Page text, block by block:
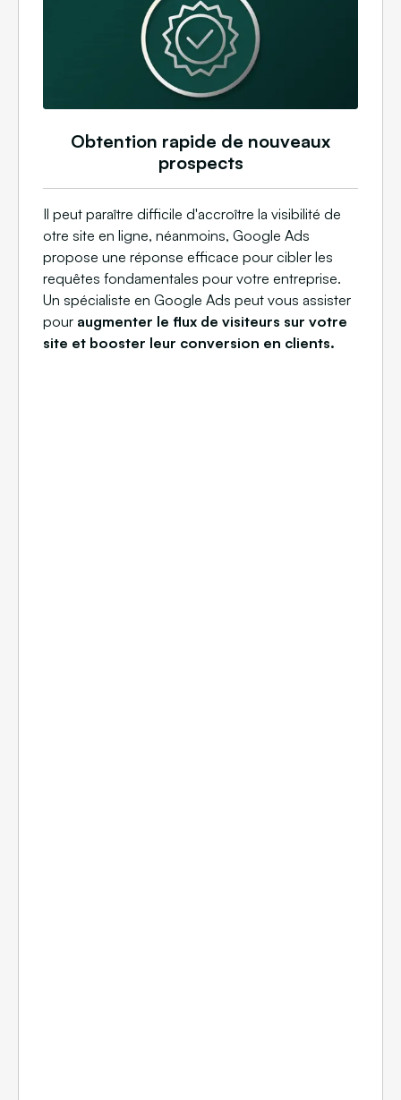
Obtention rapide de nouveaux
prospects
Il peut paraître difficile d'accroître la visibilité de
otre site en ligne, néanmoins, Google Ads
propose une réponse efficace pour cibler les
requêtes fondamentales pour votre entreprise.
Un spécialiste en Google Ads peut vous assister
pour augmenter le flux de visiteurs sur votre
site et booster leur conversion en clients.